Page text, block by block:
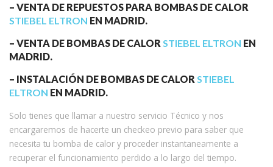
– VENTA DE REPUESTOS PARA BOMBAS DE CALOR
STIEBEL ELTRON EN MADRID.
– VENTA DE BOMBAS DE CALOR STIEBEL ELTRON EN
MADRID.
– INSTALACIÓN DE BOMBAS DE CALOR STIEBEL
ELTRON EN MADRID.
Solo tienes que llamar a nuestro servicio Técnico y nos
encargaremos de hacerte un checkeo previo para saber que
necesita tu bomba de calor y proceder instantaneamente a
recuperar el funcionamiento perdido a lo largo del tiempo.